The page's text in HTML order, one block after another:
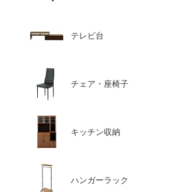
テレビ台
チェア・座椅子
キッチン収納
ハンガーラック